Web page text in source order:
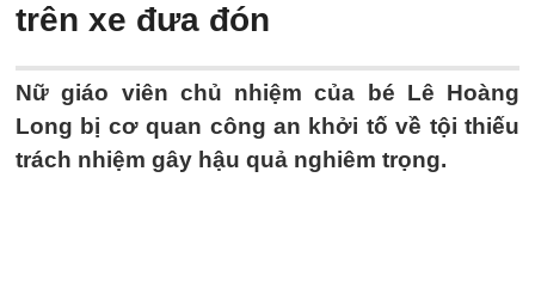
trên xe đưa đón
Nữ giáo viên chủ nhiệm của bé Lê Hoàng
Long bị cơ quan công an khởi tố về tội thiếu
trách nhiệm gây hậu quả nghiêm trọng.